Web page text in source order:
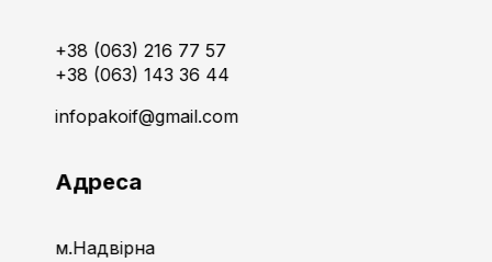
+38 (063) 216 77 57
+38 (063) 143 36 44
infopakoif@gmail.com
Адреса
м.Надвірна